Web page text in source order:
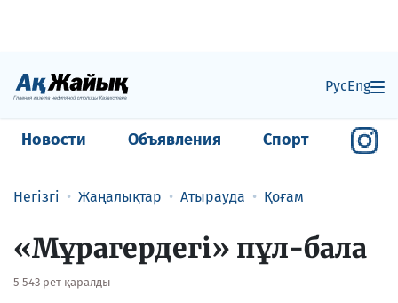
РусEng
Новости Объявления Спорт
Негізгі Жаңалықтар Атырауда Қоғам
«Мұрагердегі» пұл-бала
5 543 рет қаралды